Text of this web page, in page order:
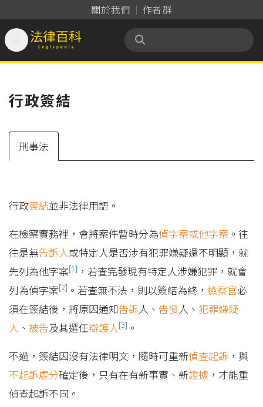
關於我們 作者群
法律百科 Legispedia
行政簽結
刑事法
行政簽結並非法律用語。
在檢察實務裡，會將案件暫時分為偵字案或他字案 。往
往是無告訴人或特定人是否涉有犯罪嫌疑還不明顯，就
先列為他字案[1] ，若查完發現有特定人涉嫌犯罪，就會
列為偵字案[2] 。若查無不法，則以簽結為終， 檢察官必
須在簽結後，將原因通知告訴人、 告發人、 犯罪嫌疑
人 、 被告及其選任辯護人 [3] 。
不過，簽結因沒有法律明文，隨時可重新偵查起訴 ，與
不起訴處分確定後，只有在有新事實、新證據 ，才能重
偵查起訴不同。